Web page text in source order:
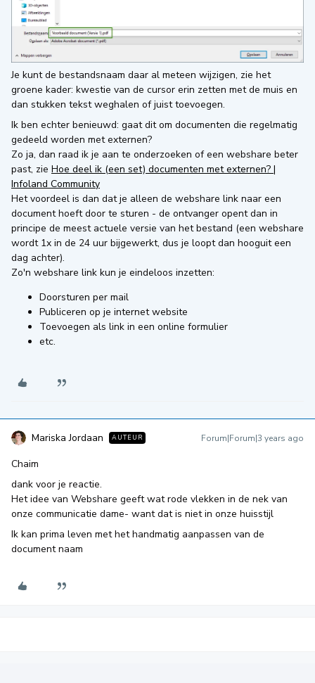
Je kunt de bestandsnaam daar al meteen wijzigen, zie het
groene kader: kwestie van de cursor erin zetten met de muis en
dan stukken tekst weghalen of juist toevoegen.
Ik ben echter benieuwd: gaat dit om documenten die regelmatig
gedeeld worden met externen?
Zo ja, dan raad ik je aan te onderzoeken of een webshare beter
past, zie Hoe deel ik (een set) documenten met externen? |
Infoland Community
Het voordeel is dan dat je alleen de webshare link naar een
document hoeft door te sturen - de ontvanger opent dan in
principe de meest actuele versie van het bestand (een webshare
wordt 1x in de 24 uur bijgewerkt, dus je loopt dan hooguit een
dag achter).
Zo'n webshare link kun je eindeloos inzetten:
Doorsturen per mail
Publiceren op je internet website
Toevoegen als link in een online formulier
etc.
Mariska Jordaan AUTEUR Forum|Forum|3 years ago
Chaim
dank voor je reactie.
Het idee van Webshare geeft wat rode vlekken in de nek van
onze communicatie dame- want dat is niet in onze huisstijl
Ik kan prima leven met het handmatig aanpassen van de
document naam